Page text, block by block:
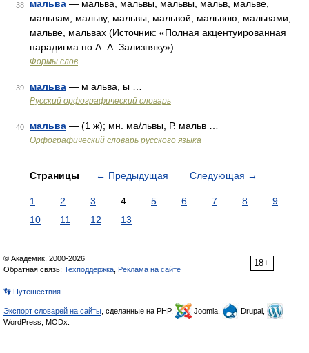
38 мальва — мальва, мальвы, мальвы, мальв, мальве,
мальвам, мальву, мальвы, мальвой, мальвою, мальвами,
мальве, мальвах (Источник: «Полная акцентуированная
парадигма по А. А. Зализняку») …
Формы слов
39 мальва — м альва, ы …
Русский орфографический словарь
40 мальва — (1 ж); мн. ма/львы, Р. мальв …
Орфографический словарь русского языка
Страницы ← Предыдущая Следующая →
1 2 3 4 5 6 7 8
9
10
11 12 13
18+
© Академик, 2000-2026
Обратная связь: Техподдержка Реклама на сайте
👣 Путешествия
Экспорт словарей на сайты , сделанные на PHP, Joomla,
Drupal,
WordPress, MODx.